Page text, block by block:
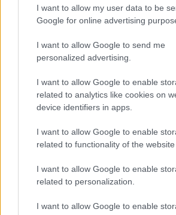
I want to allow my user data to be
Google for online advertising
I want to allow Google to send me
personalized advertising.
I want to allow Google to enable
related to analytics like cookies on
device identifiers in apps.
I want to allow Google to enable
related to functionality of the website
I want to allow Google to enable
related to personalization.
I want to allow Google to enable
kedvezményezett tagállamai
(516,8 millió euró), Észtország
euró), Görögország (233,9
Horvátország (109 millió euró),
millió euró), Litvánia (169 millió
Magyarország (552,3 millió
Lengyelország (180 millió
(81,4 millió euró), Románia
és Szlovénia (20,2 millió euró).